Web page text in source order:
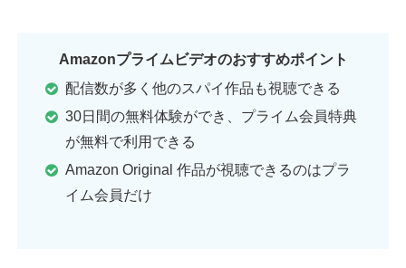
Amazonプライムビデオのおすすめポイント
配信数が多く他のスパイ作品も視聴できる
30日間の無料体験ができ、プライム会員特典
が無料で利用できる
Amazon Original 作品が視聴できるのはプラ
イム会員だけ